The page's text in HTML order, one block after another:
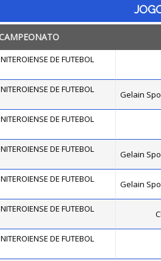
CAMPEONATO
DE FUTEBOL
DE FUTEBOL
Gelain
DE FUTEBOL
DE FUTEBOL
Gelain
DE FUTEBOL
Gelain
DE FUTEBOL
DE FUTEBOL